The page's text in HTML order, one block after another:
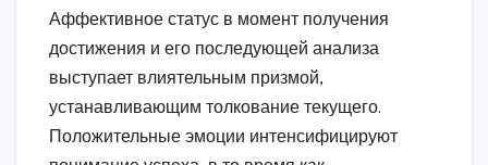
Аффективное статус в момент получения
достижения и его последующей анализа
выступает влиятельным призмой,
устанавливающим толкование текущего.
Положительные эмоции интенсифицируют